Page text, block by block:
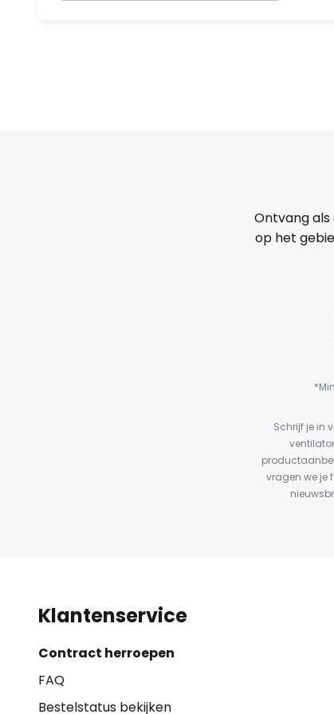
Ontvang
op het
Schrijf je in
vragen we je
Klantenservice
Contract herroepen
FAQ
Bestelstatus bekijken